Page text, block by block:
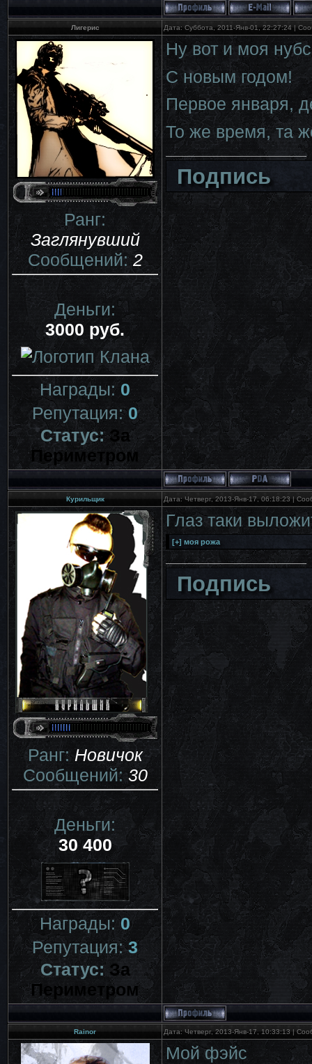
Лигерис Дата: Суббота, 2011-Янв-01, 22:27:24 |
Ранг:
Заглянувший
Сообщений:2
Деньги:
3000 руб.
Награды:0
Репутация:0
Статус:За
Периметром
Ну вот и моя
С новым годом!
Первое января,
То же время, та
Подпись
Курильщик Дата: Четверг, 2013-Янв-17, 06:18:23 |
Ранг:Новичок
Сообщений:30
Деньги:
30 400
Награды:0
Репутация:3
Статус:За
Периметром
Глаз таки
Подпись
Rainor Дата: Четверг, 2013-Янв-17, 10:33:13 |
Мой фэйс